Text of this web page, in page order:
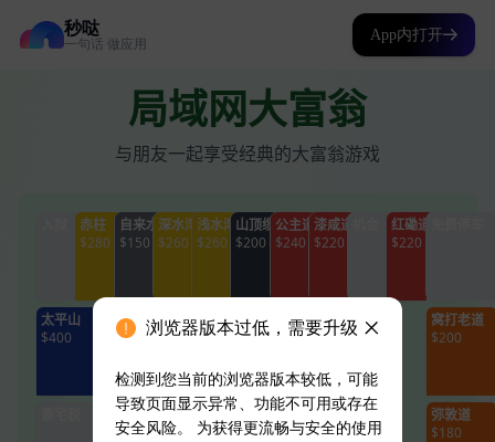
秒哒
一句话 做应用
App内打开
浏览器版本过低，需要升级
检测到您当前的浏览器版本较低，可能
导致页面显示异常、功能不可用或存在
安全风险。 为获得更流畅与安全的使用